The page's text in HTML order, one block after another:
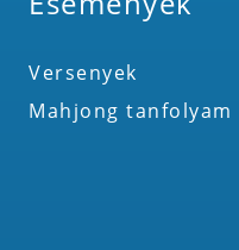
Versenyek
Mahjong tanfolyam